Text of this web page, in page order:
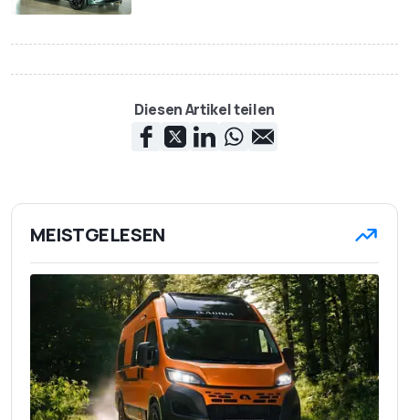
Diesen Artikel teilen
MEISTGELESEN